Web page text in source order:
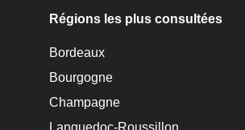
Régions les plus consultées
Bordeaux
Bourgogne
Champagne